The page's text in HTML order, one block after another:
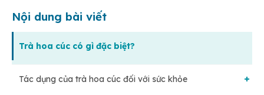
Nội dung bài viết
Trà hoa cúc có gì đặc biệt?
Tác dụng của trà hoa cúc đối với sức khỏe